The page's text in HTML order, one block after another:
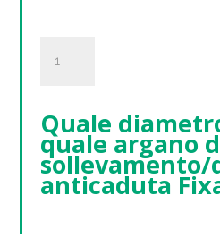
Acier
Quale
quale argano
sollevamento/
anticaduta